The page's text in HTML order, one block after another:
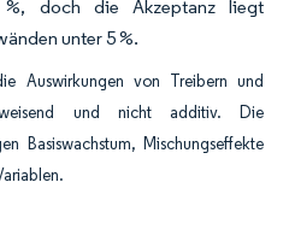
%, doch die Akzeptanz liegt
unter 5 %.
Auswirkungen von Treibern und
und nicht additiv. Die
Basiswachstum, Mischungseffekte